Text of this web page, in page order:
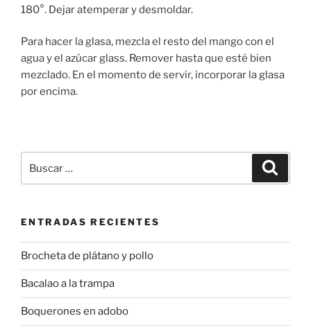
180°. Dejar atemperar y desmoldar.
Para hacer la glasa, mezcla el resto del mango con el
agua y el azúcar glass. Remover hasta que esté bien
mezclado. En el momento de servir, incorporar la glasa
por encima.
por:
ENTRADAS RECIENTES
Brocheta de plátano y pollo
Bacalao a la trampa
Boquerones en adobo